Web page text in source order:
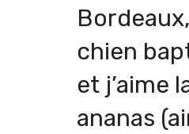
chien
et j’aime
ananas